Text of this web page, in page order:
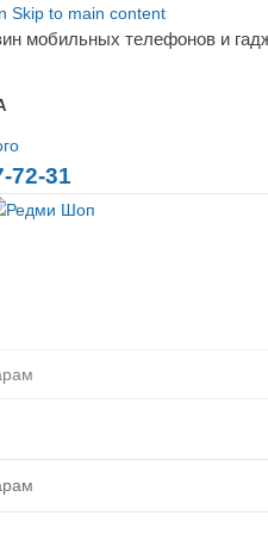
Skip to main content
мобильных телефонов и
72-31